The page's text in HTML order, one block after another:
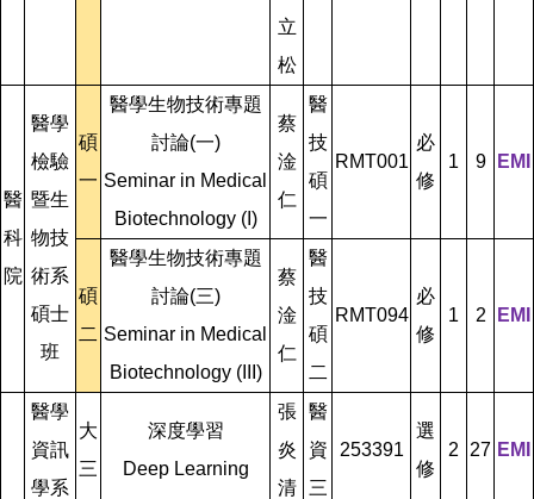
立
松
醫
科
院
醫學
檢驗
暨生
物技
術系
碩士
班
碩
一
醫學生物技術專題
討論(一)
Seminar in Medical
Biotechnology (I)
蔡
淦
仁
醫
技
碩
一
RMT001
必
修
1 9 EMI
碩
二
醫學生物技術專題
討論(三)
Seminar in Medical
Biotechnology (III)
蔡
淦
仁
醫
技
碩
二
RMT094
必
修
1 2 EMI
醫學
資訊
學系
大
三
深度學習
Deep Learning
張
炎
清
醫
資
三
253391
選
修
2 27 EMI